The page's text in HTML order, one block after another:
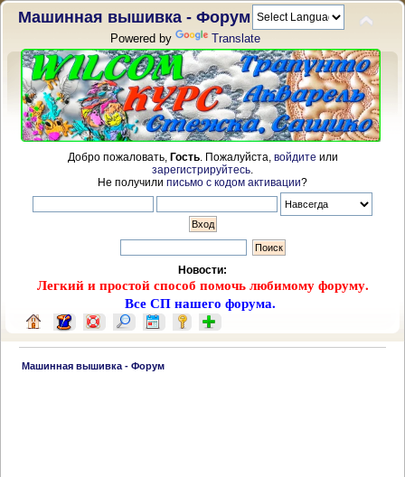
Машинная вышивка - Форум
Powered by Translate
Добро пожаловать, Гость. Пожалуйста, войдите или
зарегистрируйтесь
Не получили письмо с кодом активации?
Новости:
Легкий и простой способ помочь любимому форуму.
Все СП нашего форума.
Машинная вышивка - Форум